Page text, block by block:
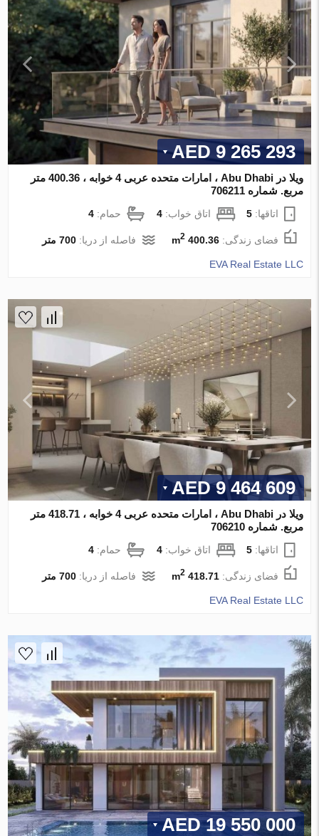
9 265 293 AED
ویلا در Abu Dhabi ، امارات متحده عربی 4 خوابه ، 400.36 متر
مربع. شماره 706211
اتاقها:5 اتاق خواب:4 حمام:4
فضای زندگی:400.36 m
2 فاصله از دریا:700 متر
EVA Real Estate LLC
9 464 609 AED
ویلا در Abu Dhabi ، امارات متحده عربی 4 خوابه ، 418.71 متر
مربع. شماره 706210
اتاقها:5 اتاق خواب:4 حمام:4
فضای زندگی:418.71 m
2 فاصله از دریا:700 متر
EVA Real Estate LLC
19 550 000 AED